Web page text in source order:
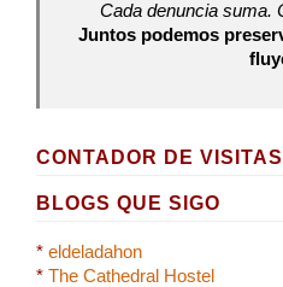
Cada denuncia suma.
Juntos podemos
CONTADOR DE VISITAS
BLOGS QUE SIGO
* eldeladahon
* The Cathedral Hostel